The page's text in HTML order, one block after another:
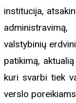
Kviečiame
„Nusišypsok
Viešpatie“.
spektaklio
institucija,
valstybinių
patikimą,
kuri svarbi tiek
verslo